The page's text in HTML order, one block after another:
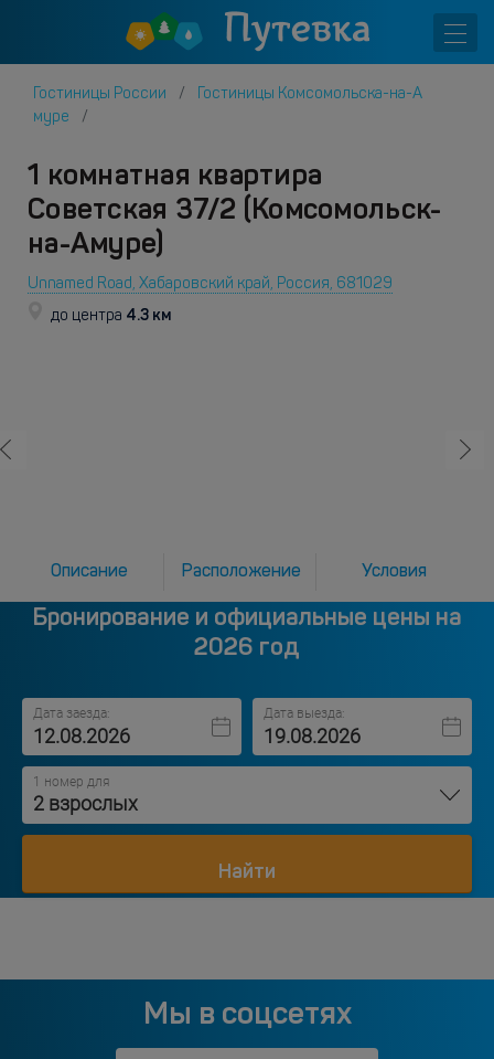
Гостиницы России
Гостиницы Комсомольска-на-А
муре
1 комнатная квартира
Советская 37/2 (Комсомольск-
на-Амуре)
Unnamed Road, Хабаровский край, Россия, 681029
до центра 4.3 км
Описание Расположение Условия
Бронирование и официальные цены на
2026 год
Дата заезда: Дата выезда:
1 номер для
2 взрослых
Найти
Мы в соцсетях